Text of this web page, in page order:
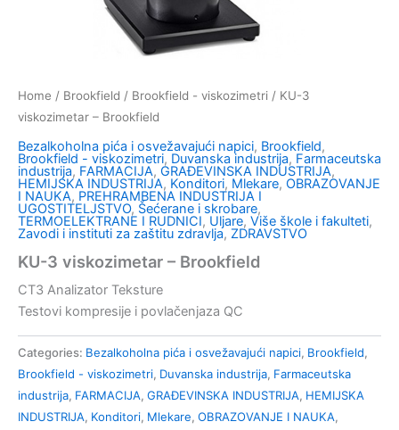
Home / Brookfield / Brookfield - viskozimetri / KU-3
viskozimetar – Brookfield
Bezalkoholna pića i osvežavajući napici, Brookfield,
Brookfield - viskozimetri, Duvanska industrija, Farmaceutska
industrija, FARMACIJA, GRAĐEVINSKA INDUSTRIJA,
HEMIJSKA INDUSTRIJA, Konditori, Mlekare, OBRAZOVANJE
I NAUKA, PREHRAMBENA INDUSTRIJA I
UGOSTITELJSTVO, Šećerane i skrobare,
TERMOELEKTRANE I RUDNICI, Uljare, Više škole i fakulteti,
Zavodi i instituti za zaštitu zdravlja, ZDRAVSTVO
KU-3 viskozimetar – Brookfield
CT3 Analizator Teksture
Testovi kompresije i povlačenjaza QC
Categories: Bezalkoholna pića i osvežavajući napici, Brookfield,
Brookfield - viskozimetri, Duvanska industrija, Farmaceutska
industrija, FARMACIJA, GRAĐEVINSKA INDUSTRIJA, HEMIJSKA
INDUSTRIJA, Konditori, Mlekare, OBRAZOVANJE I NAUKA,